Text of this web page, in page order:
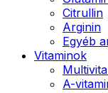
Citrullin
Arginin
Egyéb
Vitaminok
A-